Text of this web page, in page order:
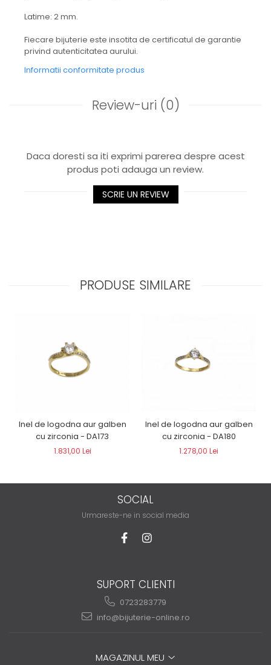
Latime: 2 mm.
Fiecare bijuterie este insotita de certificatul de garantie
privind autenticitatea aurului.
Informatii conformitate produs
Review-uri (0)
Daca doresti sa iti exprimi parerea despre acest
produs poti adauga un review.
SCRIE UN REVIEW
PRODUSE SIMILARE
Inel de logodna aur galben
cu zirconia - DA173
1.831,00 Lei
Inel de logodna aur galben
cu zirconia - DA180
1.278,00 Lei
SOCIAL
Urmareste-ne in social media
SUPORT CLIENTI
0723283779
info@bijuterie-online.ro
MAGAZINUL MEU